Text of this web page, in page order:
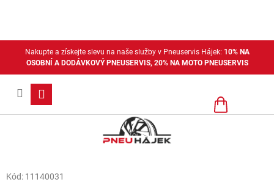
Nakupte a získejte slevu na naše služby v Pneuservis Hájek: 10% NA
OSOBNÍ A DODÁVKOVÝ PNEUSERVIS, 20% NA MOTO PNEUSERVIS
Nákupní
Kód: 11140031